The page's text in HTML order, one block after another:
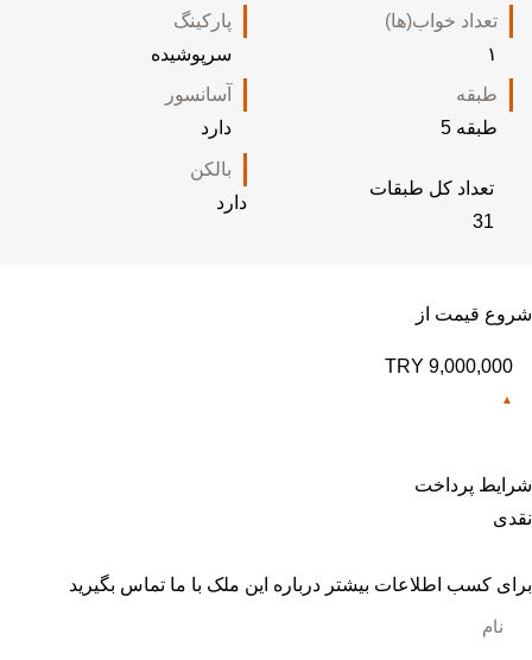
تعداد خواب(ها)
۱
طبقه
طبقه 5
تعداد کل طبقات
31
پارکینگ
سرپوشیده
آسانسور
دارد
بالکن
دارد
شروع قیمت از
9,000,000 TRY
شرایط پرداخت
نقدی
برای کسب اطلاعات بیشتر درباره این ملک با ما تماس بگیرید